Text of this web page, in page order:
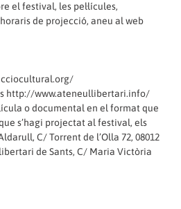
el festival, les pel·lícules,
de projecció, aneu al web
http://www.ateneullibertari.info/
o documental en el format que
s’hagi projectat al festival, els
C/ Torrent de l’Olla 72, 08012
de Sants, C/ Maria Victòria